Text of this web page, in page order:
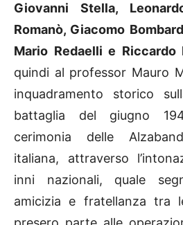
Giovanni Stella,
Romanò, Giacomo
Mario Redaelli e Riccardo
quindi al professor Mauro
inquadramento storico
battaglia del giugno
cerimonia delle
italiana, attraverso
inni nazionali, quale
amicizia e fratellanza tra